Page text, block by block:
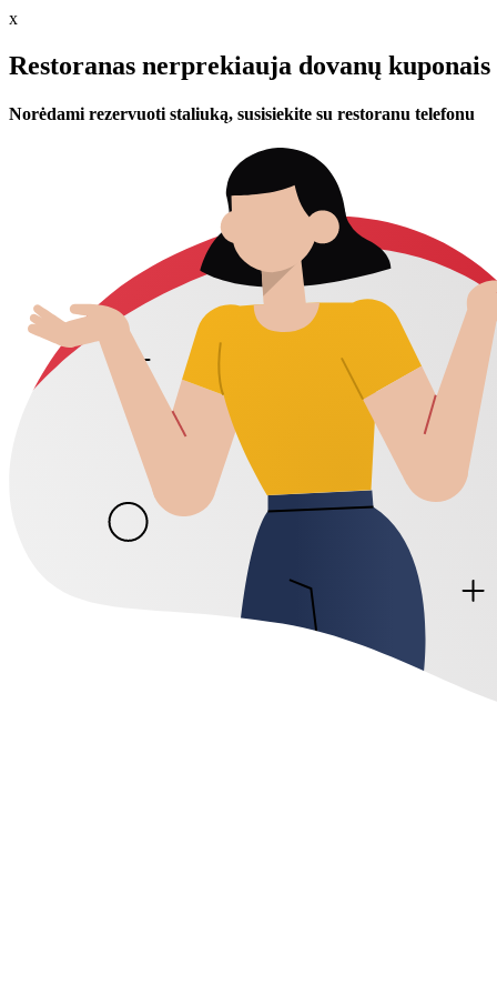
x
Restoranas nerprekiauja dovanų
Norėdami rezervuoti staliuką, susisiekite su restoranu telefonu